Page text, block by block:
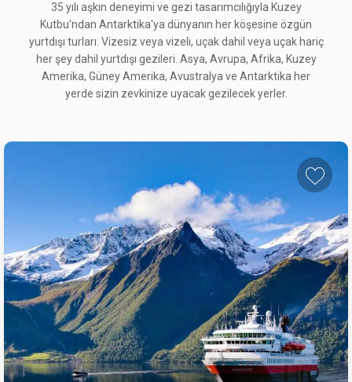
35 yılı aşkın deneyimi ve gezi tasarımcılığıyla Kuzey
Kutbu'ndan Antarktika'ya dünyanın her köşesine özgün
yurtdışı turları. Vizesiz veya vizeli, uçak dahil veya uçak hariç
her şey dahil yurtdışı gezileri. Asya, Avrupa, Afrika, Kuzey
Amerika, Güney Amerika, Avustralya ve Antarktika her
yerde sizin zevkinize uyacak gezilecek yerler.